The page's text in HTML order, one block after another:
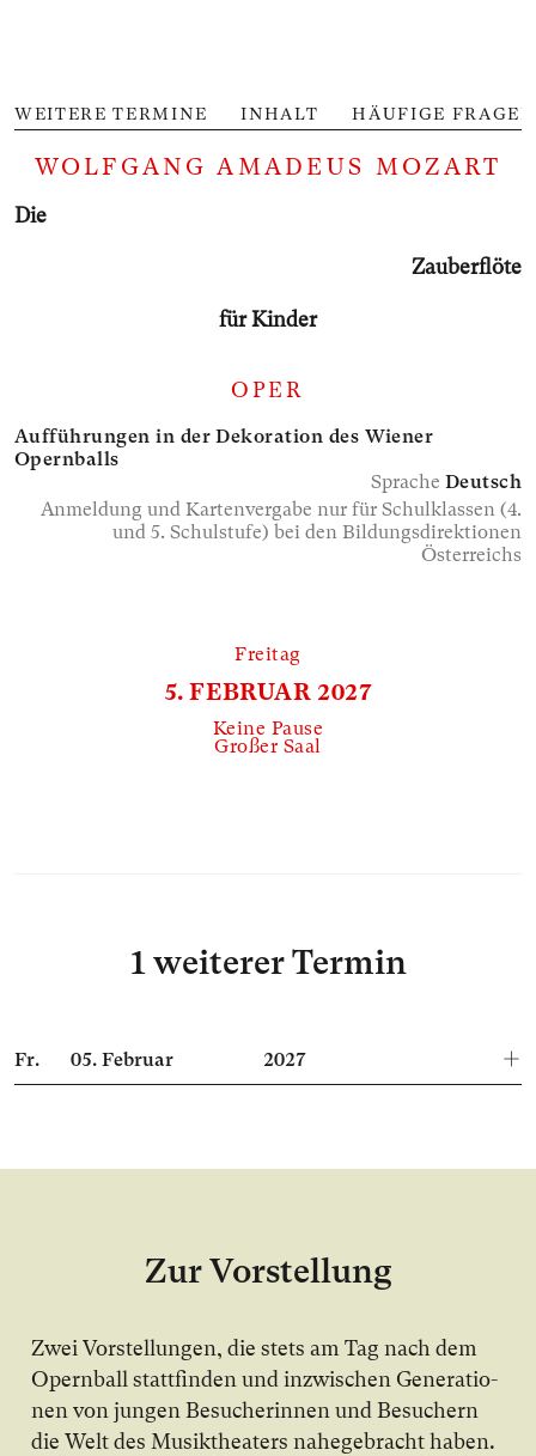
WEITERE TERMINE INHALT HÄUFIGE FRAGEN
WOLFGANG AMADEUS MOZART
Die
Zauber­flöte
für Kinder
OPER
Aufführungen in der Dekoration des Wiener
Opernballs
Sprache Deutsch
Anmeldung und Kartenvergabe nur für Schulklassen (4.
und 5. Schulstufe) bei den Bildungsdirektionen
Österreichs
Freitag
5. FEBRUAR 2027
Keine Pause
Großer Saal
1 weiterer Termin
Fr. 05.Februar 2027
Zur Vorstellung
Zwei Vor­stel­lun­gen, die stets am Tag nach dem
O­pern­ball statt­fin­den und in­zwi­schen Ge­ne­ra­tio­
nen von jun­gen Be­su­che­rin­nen und Be­su­chern
die Welt des Mu­sik­thea­ters na­he­ge­bracht ha­ben.